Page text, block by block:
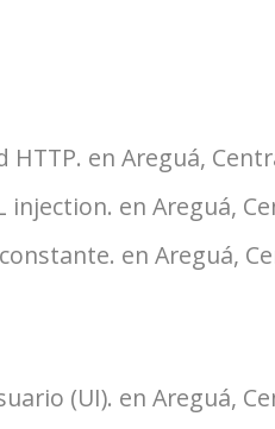
en Areguá,
en Areguá,
en Areguá,
(UI). en Areguá,